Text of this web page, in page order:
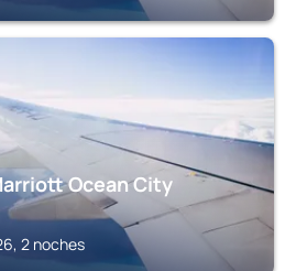
Ocean City
2 noches